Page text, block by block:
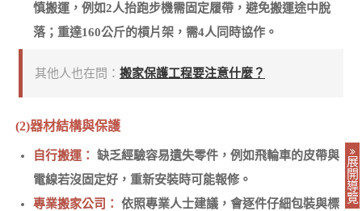
慎搬運，例如2人抬跑步機需固定履帶，避免搬運途中脫
落；重達160公斤的槓片架，需4人同時協作。
其他人也在問：搬家保護工程要注意什麼？
(2)器材結構與保護
自行搬運： 缺乏經驗容易遺失零件，例如飛輪車的皮帶與
電線若沒固定好，重新安裝時可能報修。
專業搬家公司： 依照專業人士建議，會逐件仔細包裝與標
展
開
導
覽